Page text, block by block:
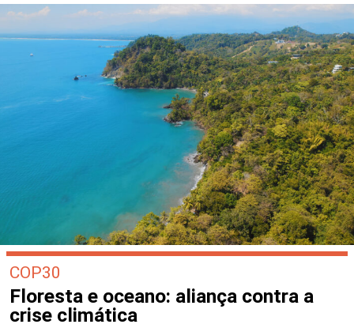
COP30
Floresta e oceano: aliança contra a
crise climática